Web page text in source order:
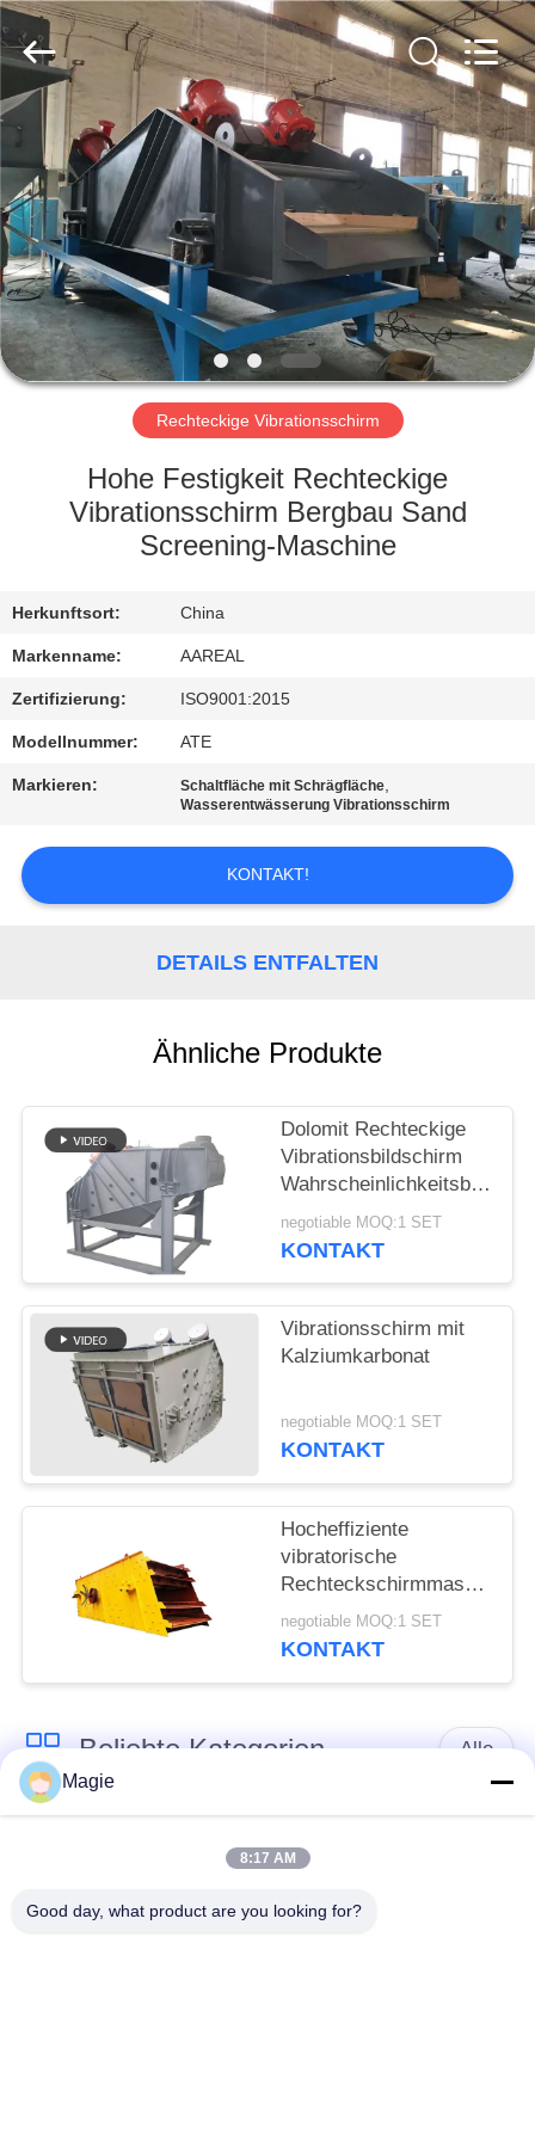
ZU
HAUSE
PRODUKTE
ÜBER
UNS
WERKSBESICHTIGUNG
QUALITÄTSKONTROLLE
MIT
UNS
BITTE UM
EIN
SITEMAP
AAREAL
Machine
Co.,Ltd.
All
Rights
Reserved.
Rechteckige Vibrationsschirm
Hohe Festigkeit Rechteckige
Vibrationsschirm Bergbau Sand
Screening-Maschine
Herkunftsort: China
Markenname: AAREAL
Zertifizierung: ISO9001:2015
Modellnummer: ATE
Markieren: Schaltfläche mit Schrägfläche,
Wasserentwässerung Vibrationsschirm
KONTAKT!
DETAILS ENTFALTEN
Ähnliche Produkte
Dolomit Rechteckige
Vibrationsbildschirm
Maschine Mogensen
Sieb
negotiable MOQ:1 SET
KONTAKT
Vibrationsschirm mit
Kalziumkarbonat
negotiable MOQ:1 SET
KONTAKT
Hocheffiziente
vibratorische
Rechteckschirmmaschine
für Baustoffe
negotiable MOQ:1 SET
KONTAKT
Beliebte Kategorien Alle
Filter
Magie
8:17 AM
Good day, what product are you looking for?